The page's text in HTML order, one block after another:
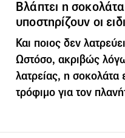
Βλάπτει η
υποστηρίζουν οι
Και ποιος δεν
Ωστόσο, ακριβώς
λατρείας, η σοκολάτα
τρόφιμο για τον